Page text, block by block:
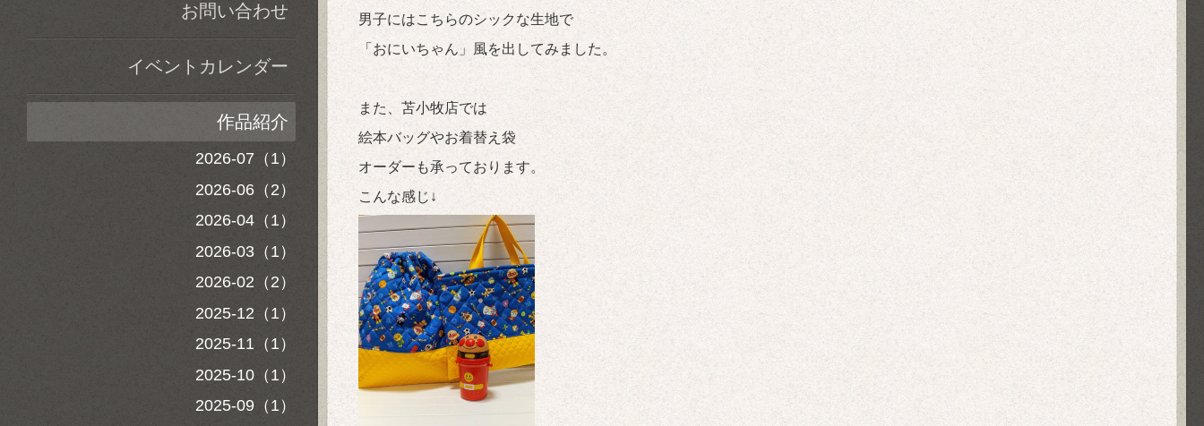
男子にはこちらのシックな生地で
「おにいちゃん」風を出してみました。
また、苫小牧店では
絵本バッグやお着替え袋
オーダーも承っております。
こんな感じ↓
お問い合わせ
イベントカレンダー
作品紹介
2026-07（1）
2026-06（2）
2026-04（1）
2026-03（1）
2026-02（2）
2025-12（1）
2025-11（1）
2025-10（1）
2025-09（1）